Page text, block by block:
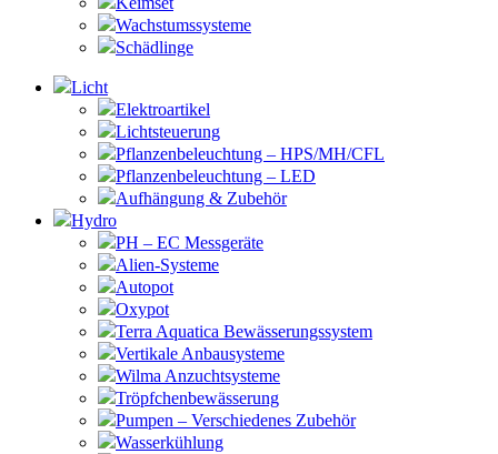
Wachstumssysteme
Schädlinge
Licht
Elektroartikel
Lichtsteuerung
Pflanzenbeleuchtung – HPS/MH/CFL
Pflanzenbeleuchtung – LED
Aufhängung & Zubehör
Hydro
PH – EC Messgeräte
Alien-Systeme
Autopot
Oxypot
Terra Aquatica Bewässerungssystem
Vertikale Anbausysteme
Wilma Anzuchtsysteme
Tröpfchenbewässerung
Pumpen – Verschiedenes Zubehör
Wasserkühlung